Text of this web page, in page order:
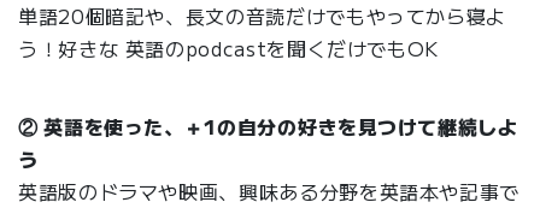
単語20個暗記や、長文の音読だけでもやってから寝よ
う！好きな 英語のpodcastを聞くだけでもOK
② 英語を使った、＋1の自分の好きを見つけて継続しよ
う
英語版のドラマや映画、興味ある分野を英語本や記事で